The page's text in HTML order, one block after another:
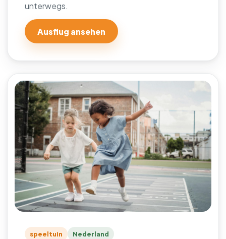
unterwegs.
Ausflug ansehen
speeltuin Nederland